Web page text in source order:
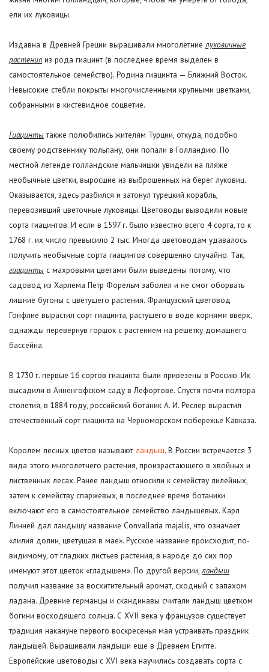
ели их луковицы.
Издавна в Древней Греции выращивали многолетниелуковичные
растения из рода гиацинт (в последнее время выделен в
самостоятельное семейство). Родина гиацинта — Ближний Восток.
Невысокие стебли покрыты многочисленными крупными цветками,
собранными в кистевидное соцветие.
Гиацинтытакже полюбились жителям Турции, откуда, подобно
своему родственнику тюльпану, они попали в Голландию. По
местной легенде голландские мальчишки увидели на пляже
необычные цветки, выросшие из выброшенных на берег луковиц.
Оказывается, здесь разбился и затонул турецкий корабль,
перевозивший цветочные луковицы. Цветоводы выводили новые
сорта гиацинтов. И если в 1597 г. было известно всего 4 сорта, то к
1768 г. их число превысило 2 тыс. Иногда цветоводам удавалось
получить необычные сорта гиацинтов совершенно случайно. Так,
гиацинты с махровыми цветами были выведены потому, что
садовод из Харлема Петр Форельм заболел и не смог оборвать
лишние бутоны с цветущего растения. Французский цветовод
Гонфлие вырастил сорт гиацинта, растущего в воде корнями вверх,
однажды перевернув горшок с растением на решетку домашнего
бассейна.
В 1730 г. первые 16 сортов гиацинта были привезены в Россию. Их
высадили в Анненгофском саду в Лефортове. Спустя почти полтора
столетия, в 1884 году, российский ботаник А. И. Реслер вырастил
отечественный сорт гиацинта на Черноморском побережье Кавказа.
Королем лесных цветов называют ландыш. В России встречается 3
вида этого многолетнего растения, произрастающего в хвойных и
лиственных лесах. Ранее ландыш относили к семейству лилейных,
затем к семейству спаржевых, в последнее время ботаники
включают его в самостоятельное семейство ландышевых. Карл
Линней дал ландышу название Convallaria majalis, что означает
«лилия долин, цветущая в мае». Русское название происходит, по-
видимому, от гладких листьев растения, в народе до сих пор
именуют этот цветок «гладышем». По другой версии,ландыш
получил название за восхитительный аромат, сходный с запахом
ладана. Древние германцы и скандинавы считали ландыш цветком
богини восходящего солнца. С XVII века у французов существует
традиция накануне первого воскресенья мая устраивать праздник
ландышей. Выращивали ландыши еще в Древнем Египте.
Европейские цветоводы с XVI века научились создавать сорта с